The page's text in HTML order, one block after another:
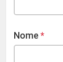
Nome *